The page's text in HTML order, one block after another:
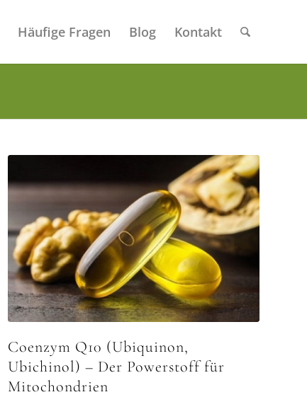
Häufige Fragen Blog Kontakt
Coenzym Q10 (Ubiquinon,
Ubichinol) – Der Powerstoff für
Mitochondrien